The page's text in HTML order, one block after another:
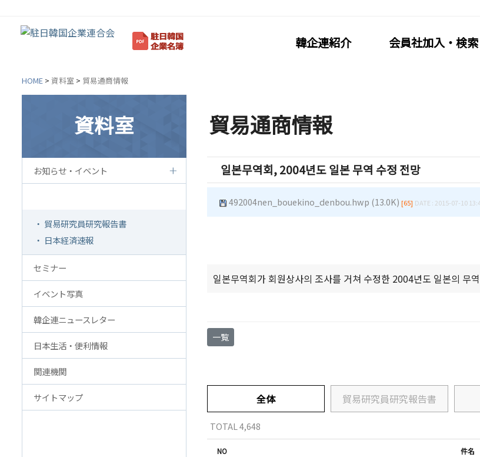
韓企連紹介
ご挨拶
主要事業
定款
組織図
アクセス
韓国貿易協会 東京支部
ウェブアクセシビリティ方針
会員社加入・検索
韓企連会員加入
会員権利·義務·特典
FAQ
分科委員会
クラブ（同好会）
韓企連紹介 会員社加入・検索
HOME > 資料室 > 貿易通商情報
資料室
お知らせ・イベント
・ 貿易研究員研究報告書
・ 日本経済速報
セミナー
イベント写真
韓企連ニュースレター
日本生活・便利情報
関連機関
サイトマップ
貿易通商情報
일본무역회, 2004년도 일본 무역 수정 전망
492004nen_bouekino_denbou.hwp (13.0K) [65] DATE : 2015-07-10
일본무역회가 회원상사의 조사를 거쳐 수정한 2004년도 일본의 무
一覧
全体 貿易研究員研究報告書
TOTAL 4,648
NO 件名